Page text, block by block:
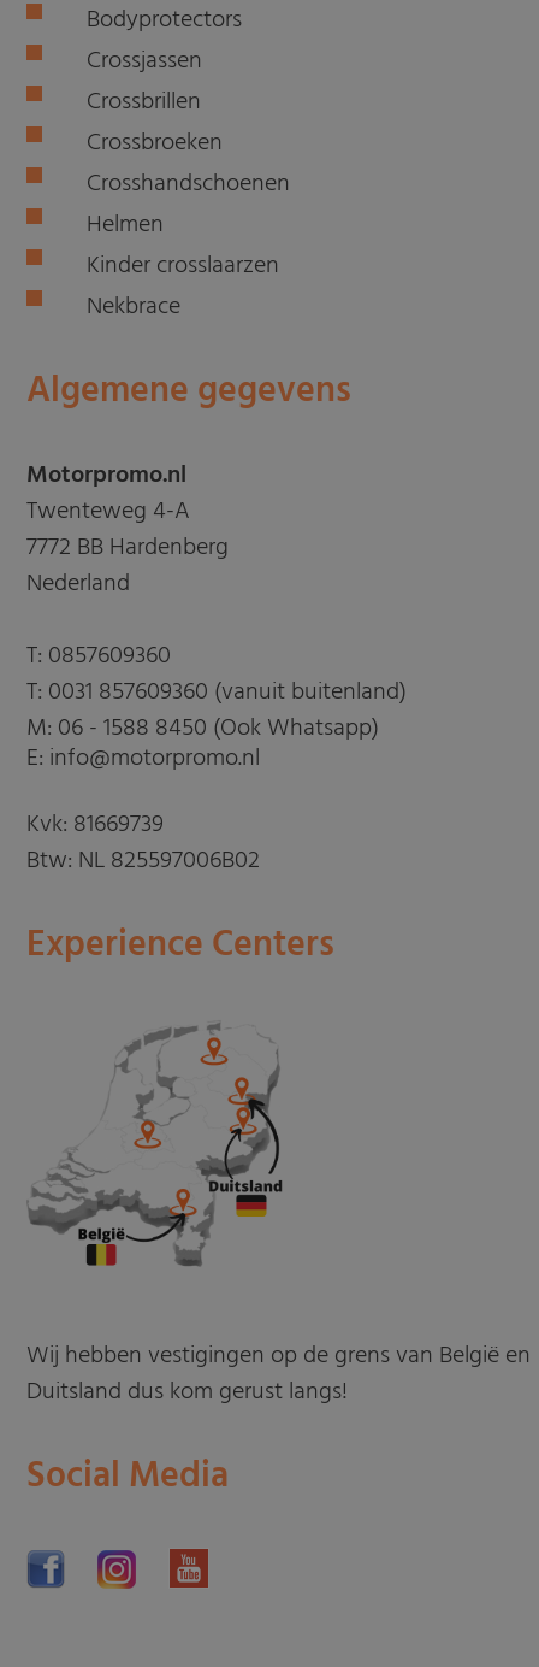
Bodyprotectors
Crossjassen
Crossbrillen
Crossbroeken
Crosshandschoenen
Helmen
Kinder crosslaarzen
Nekbrace
Algemene gegevens
Motorpromo.nl
Twenteweg 4-A
7772 BB Hardenberg
Nederland
T: 0857609360
T: 0031 857609360 (vanuit buitenland)
M: 06 - 1588 8450 (Ook Whatsapp)
E: info@motorpromo.nl
Kvk: 81669739
Btw: NL 825597006B02
Experience Centers
Wij hebben vestigingen op de grens van België en
Duitsland dus kom gerust langs!
Social Media